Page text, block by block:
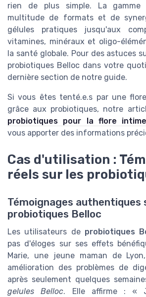
rien de plus simple. La gamme
multitude de formats et de
gélules pratiques jusqu'aux
vitamines, minéraux et oligo-
la santé globale. Pour des astuces
probiotiques Belloc dans votre
dernière section de notre guide.
Si vous êtes tenté.e.s par une
grâce aux probiotiques, notre
probiotiques pour la flore intime
vous apporter des informations
Cas d'utilisation :
réels sur les
Témoignages authentiques
probiotiques Belloc
Les utilisateurs de probiotiques
pas d'éloges sur ses effets
Marie, une jeune maman de
amélioration des problèmes de
après seulement quelques
gelules Belloc. Elle affirme : «